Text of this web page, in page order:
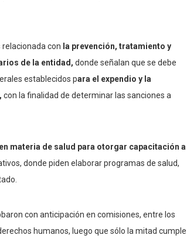
relacionada con la prevención, tratamiento y
de la entidad, donde señalan que se debe
establecidos para el expendio y la
con la finalidad de determinar las sanciones a
materia de salud para otorgar capacitación a
donde piden elaborar programas de salud,
con anticipación en comisiones, entre los
humanos, luego que sólo la mitad cumple